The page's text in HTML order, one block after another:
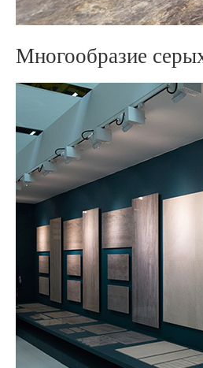
Многообразие